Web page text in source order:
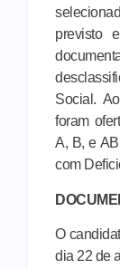
previsto
Social.
foram
A, B, e
com
O
dia 22 de